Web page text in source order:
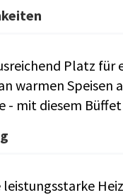
Platz für
warmen
- mit diesem